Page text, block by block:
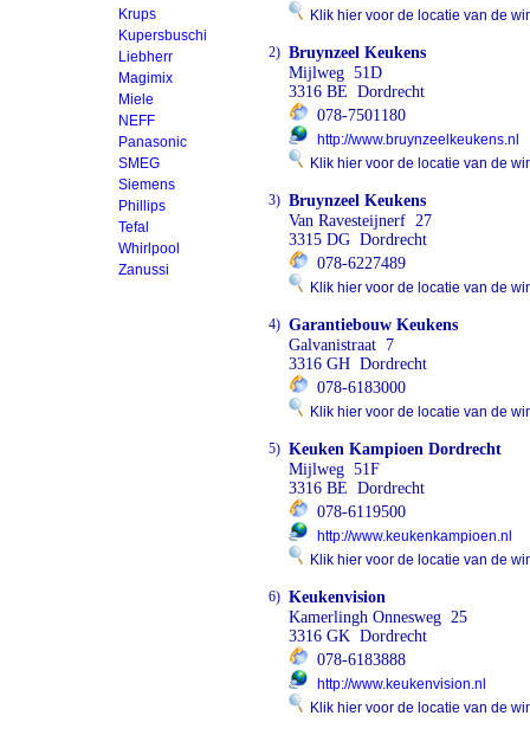
Krups
Kupersbuschi
Liebherr
Magimix
Miele
NEFF
Panasonic
SMEG
Siemens
Phillips
Tefal
Whirlpool
Zanussi
Klik hier voor de locatie van de
2) Bruynzeel Keukens
Mijlweg 51D
3316 BE Dordrecht
078-7501180
http://www.bruynzeelkeukens.nl
Klik hier voor de locatie van de
3) Bruynzeel Keukens
Van Ravesteijnerf 27
3315 DG Dordrecht
078-6227489
Klik hier voor de locatie van de
4) Garantiebouw Keukens
Galvanistraat 7
3316 GH Dordrecht
078-6183000
Klik hier voor de locatie van de
5) Keuken Kampioen Dordrecht
Mijlweg 51F
3316 BE Dordrecht
078-6119500
http://www.keukenkampioen.nl
Klik hier voor de locatie van de
6) Keukenvision
Kamerlingh Onnesweg 25
3316 GK Dordrecht
078-6183888
http://www.keukenvision.nl
Klik hier voor de locatie van de